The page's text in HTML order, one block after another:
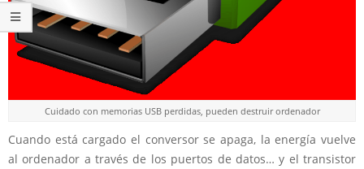
Cuidado con memorias USB perdidas, pueden destruir ordenador
Cuando está cargado el conversor se apaga, la energía vuelve
al ordenador a través de los puertos de datos… y el transistor